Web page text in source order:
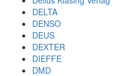
DELTA
DENSO
DEUS
DEXTER
DIEFFE
DMD